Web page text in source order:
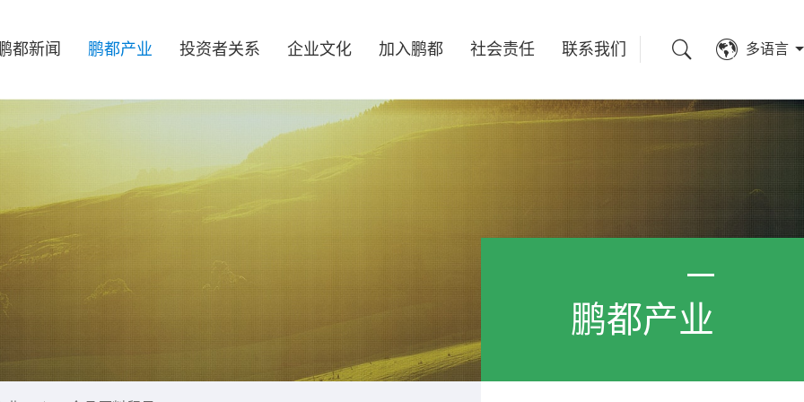
多语言
都新闻 鹏都产业 投资者关系 企业文化 加入鹏都 社会责任 联系我们
鹏都产业